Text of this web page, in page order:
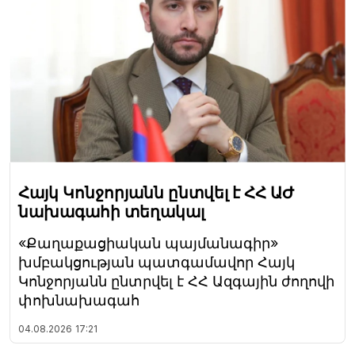
Հայկ Կոնջորյանն ընտվել է ՀՀ ԱԺ
նախագահի տեղակալ
«Քաղաքացիական պայմանագիր»
խմբակցության պատգամավոր Հայկ
Կոնջորյանն ընտրվել է ՀՀ Ազգային ժողովի
փոխնախագահ
04.08.2026 17:21